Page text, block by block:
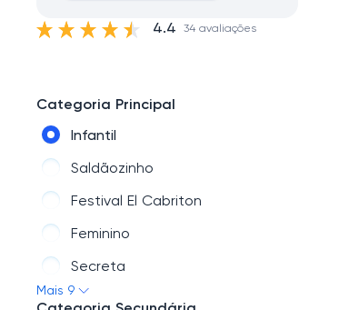
4.4 34 avaliações
Categoria Principal
Infantil
Saldãozinho
Festival El Cabriton
Feminino
Secreta
Acessórios
Mais 9